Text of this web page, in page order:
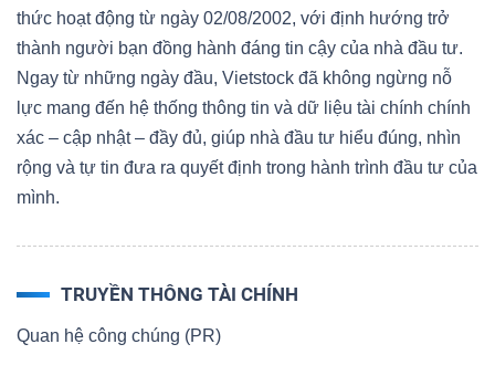
thức hoạt động từ ngày 02/08/2002, với định hướng trở
thành người bạn đồng hành đáng tin cậy của nhà đầu tư.
Ngay từ những ngày đầu, Vietstock đã không ngừng nỗ
lực mang đến hệ thống thông tin và dữ liệu tài chính chính
xác – cập nhật – đầy đủ, giúp nhà đầu tư hiểu đúng, nhìn
rộng và tự tin đưa ra quyết định trong hành trình đầu tư của
mình.
TRUYỀN THÔNG TÀI CHÍNH
Quan hệ công chúng (PR)